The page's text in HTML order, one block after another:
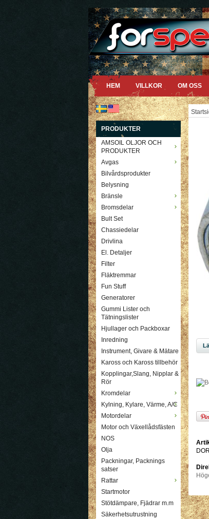
HEM VILLKOR OM OSS
PRODUKTER
AMSOIL OLJOR OCH
PRODUKTER
Avgas
Bilvårdsprodukter
Belysning
Bränsle
Bromsdelar
Bult Set
Chassiedelar
Drivlina
El. Detaljer
Filter
Fläktremmar
Fun Stuff
Generatorer
Gummi Lister och
Tätningslister
Hjullager och Packboxar
Inredning
Instrument, Givare & Mätare
Kaross och Kaross tillbehör
Kopplingar,Slang, Nipplar &
Rör
Kromdelar
Kylning, Kylare, Värme, A/C
Motordelar
Motor och Växellådsfästen
NOS
Olja
Packningar, Packnings
satser
Rattar
Startmotor
Stötdämpare, Fjädrar m.m
Säkerhetsutrustning